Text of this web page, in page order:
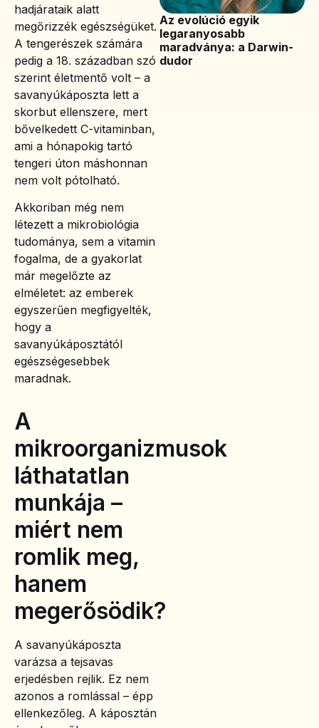
hadjárataik alatt
megőrizzék egészségüket.
A tengerészek számára
pedig a 18. században szó
szerint életmentő volt – a
savanyúkáposzta lett a
skorbut ellenszere, mert
bővelkedett C-vitaminban,
ami a hónapokig tartó
tengeri úton máshonnan
nem volt pótolható.
Akkoriban még nem
létezett a mikrobiológia
tudománya, sem a vitamin
fogalma, de a gyakorlat
már megelőzte az
elméletet: az emberek
egyszerűen megfigyelték,
hogy a
savanyúkáposztától
egészségesebbek
maradnak.
A
mikroorganizmusok
láthatatlan
munkája –
miért nem
romlik meg,
hanem
megerősödik?
A savanyúkáposzta
varázsa a tejsavas
erjedésben rejlik. Ez nem
azonos a romlással – épp
ellenkezőleg. A káposztán
Az evolúció egyik
legaranyosabb
maradványa: a Darwin-
dudor